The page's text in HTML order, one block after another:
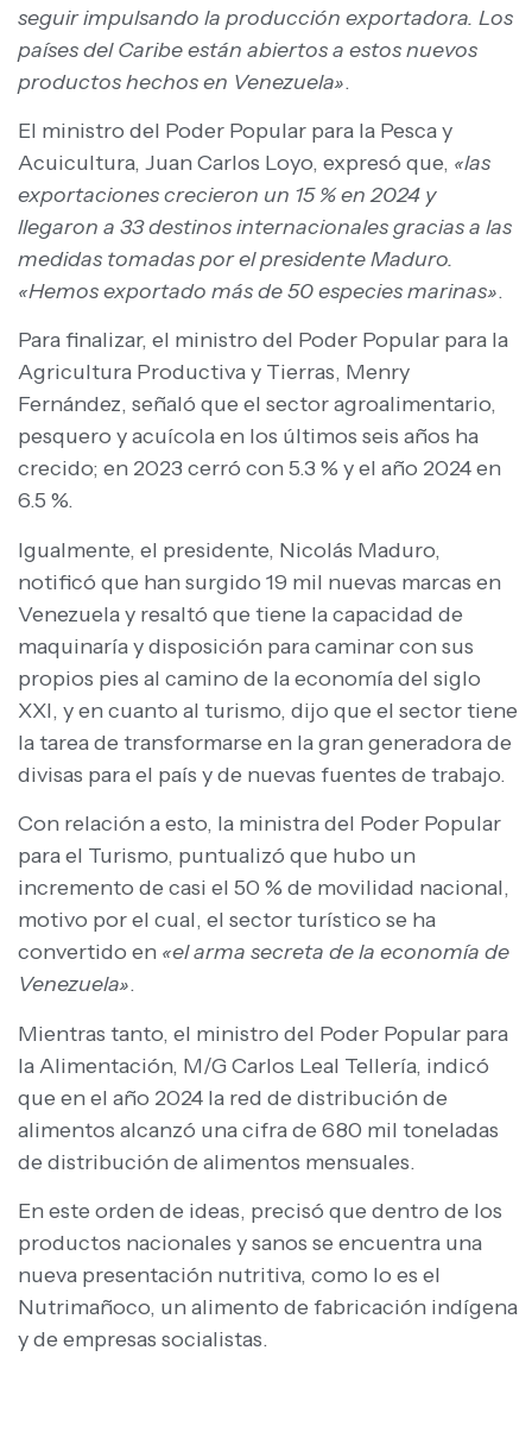
seguir impulsando la producción exportadora. Los
países del Caribe están abiertos a estos nuevos
productos hechos en Venezuela».
El ministro del Poder Popular para la Pesca y
Acuicultura, Juan Carlos Loyo, expresó que, «las
exportaciones crecieron un 15 % en 2024 y
llegaron a 33 destinos internacionales gracias a las
medidas tomadas por el presidente Maduro.
«Hemos exportado más de 50 especies marinas».
Para finalizar, el ministro del Poder Popular para la
Agricultura Productiva y Tierras, Menry
Fernández, señaló que el sector agroalimentario,
pesquero y acuícola en los últimos seis años ha
crecido; en 2023 cerró con 5.3 % y el año 2024 en
6.5 %.
Igualmente, el presidente, Nicolás Maduro,
notificó que han surgido 19 mil nuevas marcas en
Venezuela y resaltó que tiene la capacidad de
maquinaría y disposición para caminar con sus
propios pies al camino de la economía del siglo
XXI, y en cuanto al turismo, dijo que el sector tiene
la tarea de transformarse en la gran generadora de
divisas para el país y de nuevas fuentes de trabajo.
Con relación a esto, la ministra del Poder Popular
para el Turismo, puntualizó que hubo un
incremento de casi el 50 % de movilidad nacional,
motivo por el cual, el sector turístico se ha
convertido en «el arma secreta de la economía de
Venezuela».
Mientras tanto, el ministro del Poder Popular para
la Alimentación, M/G Carlos Leal Tellería, indicó
que en el año 2024 la red de distribución de
alimentos alcanzó una cifra de 680 mil toneladas
de distribución de alimentos mensuales.
En este orden de ideas, precisó que dentro de los
productos nacionales y sanos se encuentra una
nueva presentación nutritiva, como lo es el
Nutrimañoco, un alimento de fabricación indígena
y de empresas socialistas.